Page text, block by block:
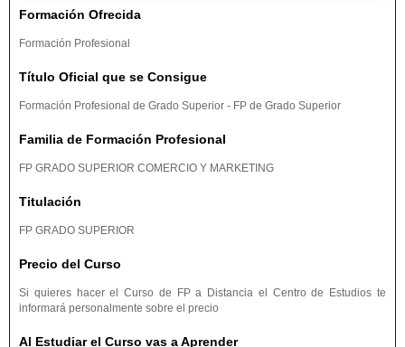
Formación Ofrecida
Formación Profesional
Título Oficial que se Consigue
Formación Profesional de Grado Superior - FP de Grado Superior
Familia de Formación Profesional
FP GRADO SUPERIOR COMERCIO Y MARKETING
Titulación
FP GRADO SUPERIOR
Precio del Curso
Si quieres hacer el Curso de FP a Distancia el Centro de Estudios te
informará personalmente sobre el precio
Al Estudiar el Curso vas a Aprender